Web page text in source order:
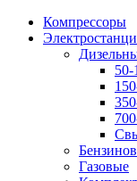
Компрессоры
Газовые